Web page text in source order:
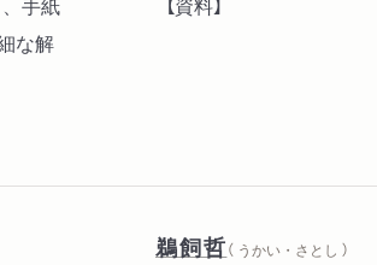
な解
鵜飼哲（ うかい・さとし ）